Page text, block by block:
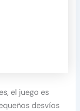
el juego es
desvíos